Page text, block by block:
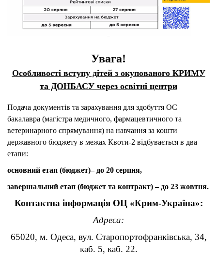
Увага!
Особливості вступу дітей з окупованого КРИМУ
та ДОНБАСУ через освітні центри
Подача документів та зарахування для здобуття ОС
бакалавра (магістра медичного, фармацевтичного та
ветеринарного спрямування) на навчання за кошти
державного бюджету в межах Квоти-2 відбувається в два
етапи:
основний етап (бюджет)– до 20 серпня,
завершальний етап (бюджет та контракт) – до 23 жовтня.
Контактна інформація ОЦ «Крим-Україна»:
Адреса:
65020, м. Одеса, вул. Старопортофранківська, 34,
каб. 5, каб. 22.